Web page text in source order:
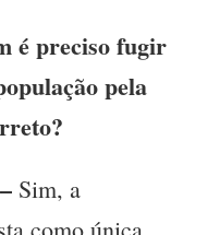
é preciso fugir
pela
Sim, a